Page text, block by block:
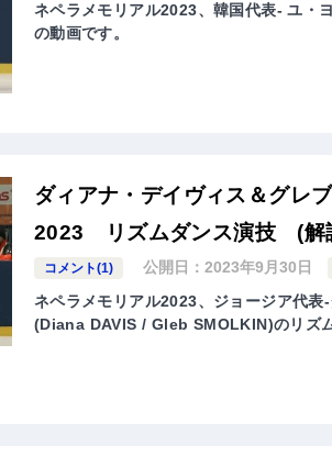
ネペラメモリアル2023、韓国代表- ユ・
の動画です。
ダィアナ・デイヴィス＆グレ
2023 リズムダンス演技 (解
コメント(1) 公開日：2023年9月30日
ネペラメモリアル2023、ジョージア代
(Diana DAVIS / Gleb SMOLKIN)のリズ